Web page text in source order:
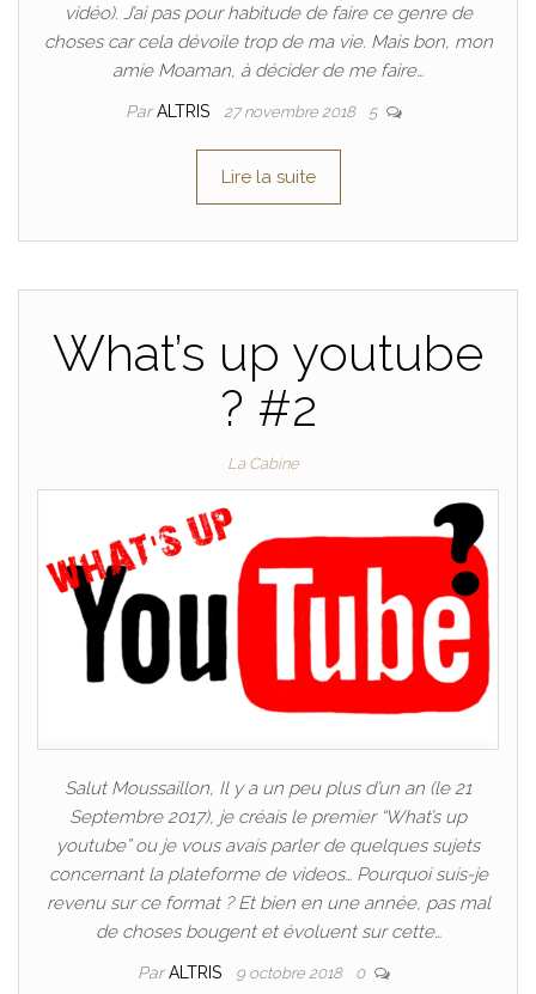
vidéo). J’ai pas pour habitude de faire ce genre de
choses car cela dévoile trop de ma vie. Mais bon, mon
amie Moaman, à décider de me faire…
ParALTRIS 27 novembre 2018 5
Lire la suite
What’s up youtube
? #2
La Cabine
Salut Moussaillon, Il y a un peu plus d’un an (le 21
Septembre 2017), je créais le premier “What’s up
youtube” ou je vous avais parler de quelques sujets
concernant la plateforme de videos… Pourquoi suis-je
revenu sur ce format ? Et bien en une année, pas mal
de choses bougent et évoluent sur cette…
ParALTRIS 9 octobre 2018 0